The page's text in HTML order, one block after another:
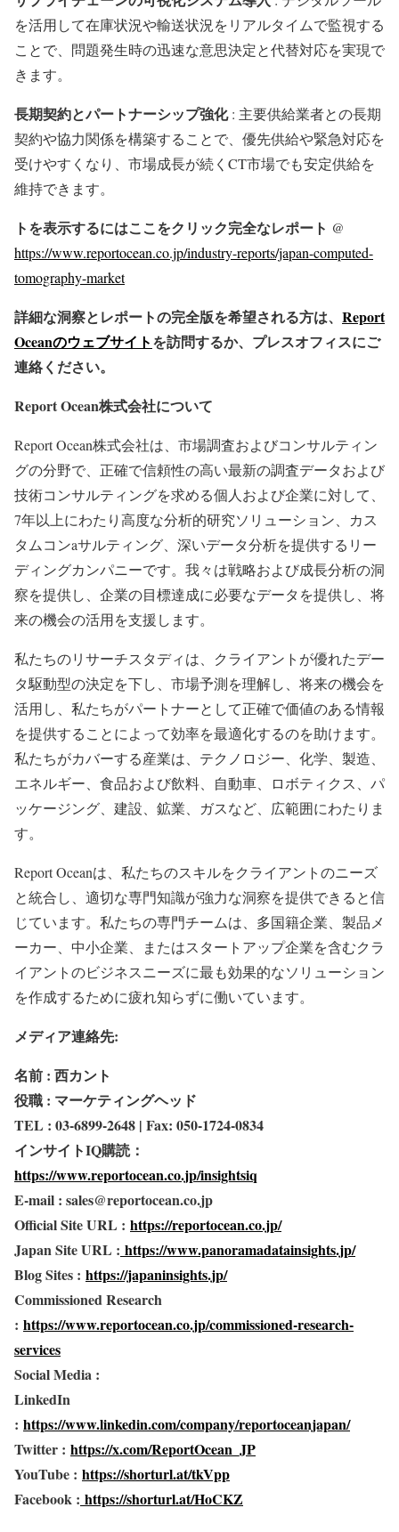
を活用して在庫状況や輸送状況をリアルタイムで監視する
ことで、問題発生時の迅速な意思決定と代替対応を実現で
きます。
長期契約とパートナーシップ強化: 主要供給業者との長期
契約や協力関係を構築することで、優先供給や緊急対応を
受けやすくなり、市場成長が続くCT市場でも安定供給を
維持できます。
トを表示するにはここをクリック完全なレポート @
https://www.reportocean.co.jp/industry-reports/japan-computed-
tomography-market
詳細な洞察とレポートの完全版を希望される方は、 Report
Oceanのウェブサイトを訪問するか、プレスオフィスにご
連絡ください。
Report Ocean株式会社について
Report Ocean株式会社は、市場調査およびコンサルティン
グの分野で、正確で信頼性の高い最新の調査データおよび
技術コンサルティングを求める個人および企業に対して、
7年以上にわたり高度な分析的研究ソリューション、カス
タムコンaサルティング、深いデータ分析を提供するリー
ディングカンパニーです。我々は戦略および成長分析の洞
察を提供し、企業の目標達成に必要なデータを提供し、将
来の機会の活用を支援します。
私たちのリサーチスタディは、クライアントが優れたデー
タ駆動型の決定を下し、市場予測を理解し、将来の機会を
活用し、私たちがパートナーとして正確で価値のある情報
を提供することによって効率を最適化するのを助けます。
私たちがカバーする産業は、テクノロジー、化学、製造、
エネルギー、食品および飲料、自動車、ロボティクス、パ
ッケージング、建設、鉱業、ガスなど、広範囲にわたりま
す。
Report Oceanは、私たちのスキルをクライアントのニーズ
と統合し、適切な専門知識が強力な洞察を提供できると信
じています。私たちの専門チームは、多国籍企業、製品メ
ーカー、中小企業、またはスタートアップ企業を含むクラ
イアントのビジネスニーズに最も効果的なソリューション
を作成するために疲れ知らずに働いています。
メディア連絡先:
名前 : 西カント
役職 : マーケティングヘッド
TEL : 03-6899-2648 | Fax: 050-1724-0834
インサイトIQ購読：
https://www.reportocean.co.jp/insightsiq
E-mail : sales@reportocean.co.jp
Official Site URL : https://reportocean.co.jp/
Japan Site URL : https://www.panoramadatainsights.jp/
Blog Sites : https://japaninsights.jp/
Commissioned Research
: https://www.reportocean.co.jp/commissioned-research-
services
Social Media :
LinkedIn
: https://www.linkedin.com/company/reportoceanjapan/
Twitter : https://x.com/ReportOcean_JP
YouTube : https://shorturl.at/tkVpp
Facebook : https://shorturl.at/HoCKZ